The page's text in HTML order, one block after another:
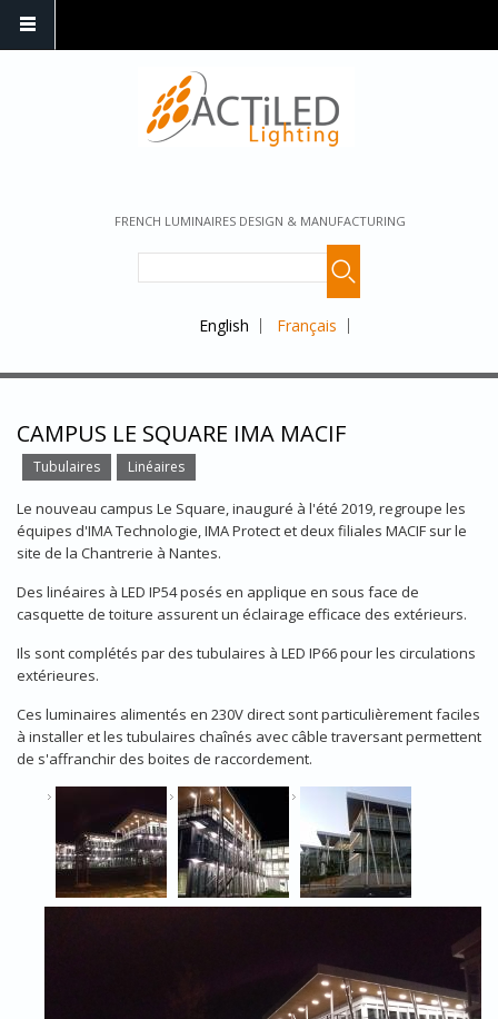
FRENCH LUMINAIRES DESIGN & MANUFACTURING
English Français
CAMPUS LE SQUARE IMA MACIF
Tubulaires Linéaires
Le nouveau campus Le Square, inauguré à l'été 2019, regroupe les
équipes d'IMA Technologie, IMA Protect et deux filiales MACIF sur le
site de la Chantrerie à Nantes.
Des linéaires à LED IP54 posés en applique en sous face de
casquette de toiture assurent un éclairage efficace des extérieurs.
Ils sont complétés par des tubulaires à LED IP66 pour les circulations
extérieures.
Ces luminaires alimentés en 230V direct sont particulièrement faciles
à installer et les tubulaires chaînés avec câble traversant permettent
de s'affranchir des boites de raccordement.